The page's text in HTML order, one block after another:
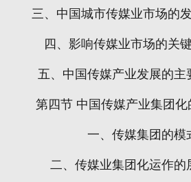
三、中国城市传媒业市场的
四、影响传媒业市场的关
五、中国传媒产业发展的主
第四节 中国传媒产业集团
一、传媒集团的模
二、传媒业集团化运作的